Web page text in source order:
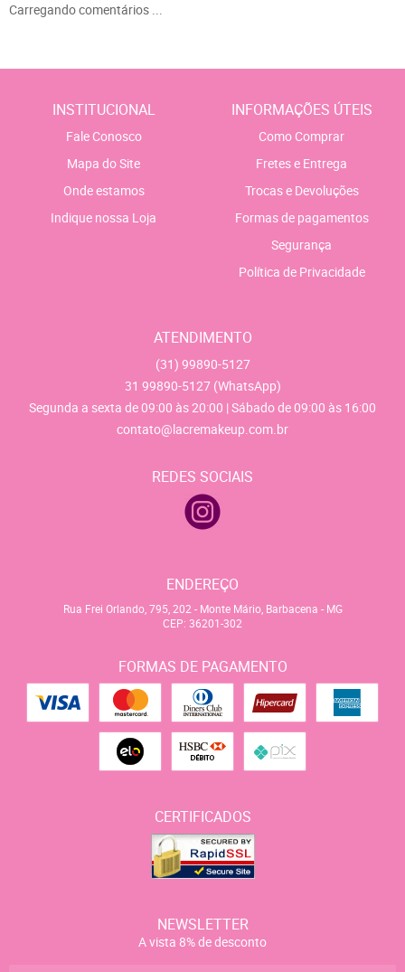
Carregando comentários ...
INSTITUCIONAL
Fale Conosco
Mapa do Site
Onde estamos
Indique nossa Loja
INFORMAÇÕES ÚTEIS
Como Comprar
Fretes e Entrega
Trocas e Devoluções
Formas de pagamentos
Segurança
Política de Privacidade
ATENDIMENTO
(31) 99890-5127
31 99890-5127 (WhatsApp)
Segunda a sexta de 09:00 às 20:00 | Sábado de 09:00 às 16:00
contato@lacremakeup.com.br
REDES SOCIAIS
ENDEREÇO
Rua Frei Orlando, 795, 202 - Monte Mário, Barbacena - MG
CEP: 36201-302
FORMAS DE PAGAMENTO
CERTIFICADOS
NEWSLETTER
A vista 8% de desconto